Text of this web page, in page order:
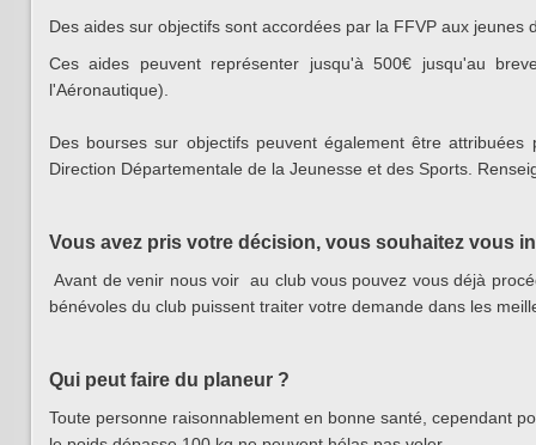
Des aides sur objectifs sont accordées par la FFVP aux jeunes
Ces aides peuvent représenter jusqu'à 500€ jusqu'au
l'Aéronautique).
Des bourses sur objectifs peuvent également être
Direction Départementale de la Jeunesse et des Sports.
Vous avez pris votre décision, vous souhaitez vous
Avant de venir nous voir au club vous pouvez vous déjà
bénévoles du club puissent traiter votre demande dans les
Qui peut faire du planeur ?
Toute personne raisonnablement en bonne santé, cependant